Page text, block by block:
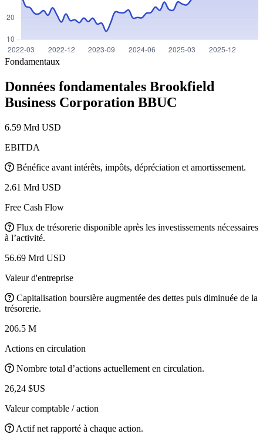
Fondamentaux
Données fondamentales Brookfield
Business Corporation BBUC
6.59 Mrd USD
EBITDA
Bénéfice avant intérêts, impôts, dépréciation et amortissement.
2.61 Mrd USD
Free Cash Flow
Flux de trésorerie disponible après les investissements nécessaires
à l’activité.
56.69 Mrd USD
Valeur d'entreprise
Capitalisation boursière augmentée des dettes puis diminuée de la
trésorerie.
206.5 M
Actions en circulation
Nombre total d’actions actuellement en circulation.
26,24 $US
Valeur comptable / action
Actif net rapporté à chaque action.